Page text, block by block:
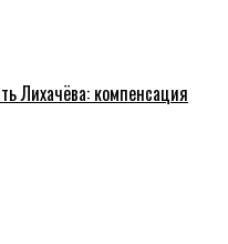
Лихачёва: компенсация